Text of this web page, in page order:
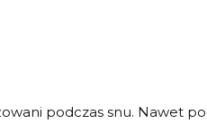
podczas snu. Nawet